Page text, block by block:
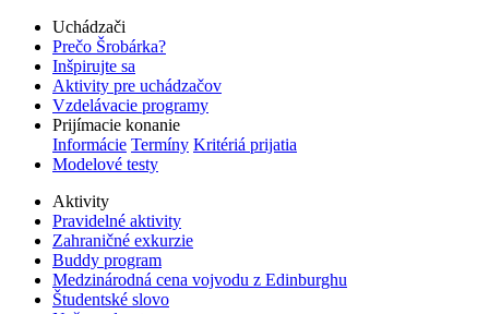
Uchádzači
Prečo Šrobárka?
Inšpirujte sa
Aktivity pre uchádzačov
Vzdelávacie programy
Prijímacie konanie
Informácie Termíny Kritériá prijatia
Modelové testy
Aktivity
Pravidelné aktivity
Zahraničné exkurzie
Buddy program
Medzinárodná cena vojvodu z Edinburghu
Študentské slovo